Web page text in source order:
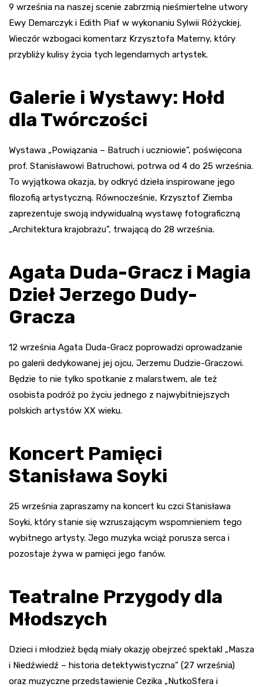
9 września na naszej scenie zabrzmią nieśmiertelne utwory
Ewy Demarczyk i Edith Piaf w wykonaniu Sylwii Różyckiej.
Wieczór wzbogaci komentarz Krzysztofa Materny, który
przybliży kulisy życia tych legendarnych artystek.
Galerie i Wystawy: Hołd
dla Twórczości
Wystawa „Powiązania – Batruch i uczniowie”, poświęcona
prof. Stanisławowi Batruchowi, potrwa od 4 do 25 września.
To wyjątkowa okazja, by odkryć dzieła inspirowane jego
filozofią artystyczną. Równocześnie, Krzysztof Ziemba
zaprezentuje swoją indywidualną wystawę fotograficzną
„Architektura krajobrazu”, trwającą do 28 września.
Agata Duda-Gracz i Magia
Dzieł Jerzego Dudy-
Gracza
12 września Agata Duda-Gracz poprowadzi oprowadzanie
po galerii dedykowanej jej ojcu, Jerzemu Dudzie-Graczowi.
Będzie to nie tylko spotkanie z malarstwem, ale też
osobista podróż po życiu jednego z najwybitniejszych
polskich artystów XX wieku.
Koncert Pamięci
Stanisława Soyki
25 września zapraszamy na koncert ku czci Stanisława
Soyki, który stanie się wzruszającym wspomnieniem tego
wybitnego artysty. Jego muzyka wciąż porusza serca i
pozostaje żywa w pamięci jego fanów.
Teatralne Przygody dla
Młodszych
Dzieci i młodzież będą miały okazję obejrzeć spektakl „Masza
i Niedźwiedź – historia detektywistyczna” (27 września)
oraz muzyczne przedstawienie Cezika „NutkoSfera i